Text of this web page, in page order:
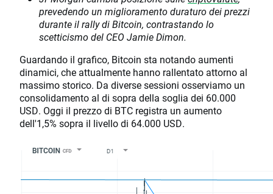
prevedendo un miglioramento duraturo dei prezzi
durante il rally di Bitcoin, contrastando lo
scetticismo del CEO Jamie Dimon.
Guardando il grafico, Bitcoin sta notando aumenti
dinamici, che attualmente hanno rallentato attorno al
massimo storico. Da diverse sessioni osserviamo un
consolidamento al di sopra della soglia dei 60.000
USD. Oggi il prezzo di BTC registra un aumento
dell'1,5% sopra il livello di 64.000 USD.